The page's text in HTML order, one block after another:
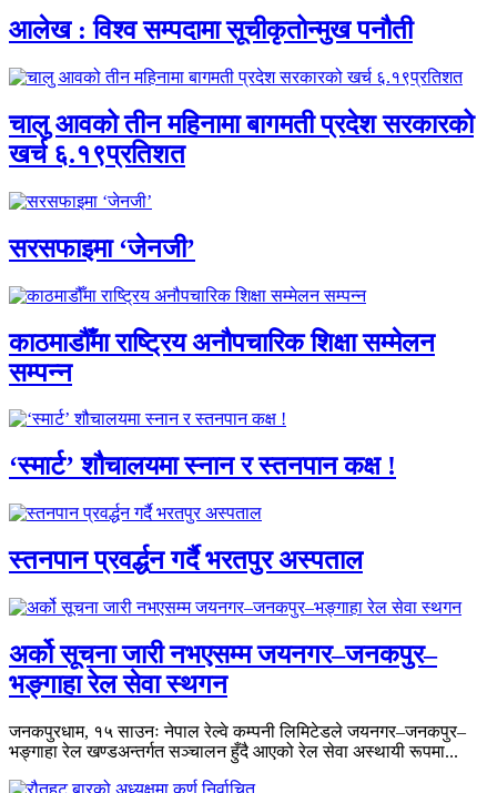
आलेख : विश्व सम्पदामा सूचीकृतोन्मुख पनौती
चालु आवको तीन महिनामा बागमती प्रदेश सरकारको
खर्च ६.१९प्रतिशत
सरसफाइमा ‘जेनजी’
काठमाडौँमा राष्ट्रिय अनौपचारिक शिक्षा सम्मेलन
सम्पन्न
‘स्मार्ट’ शौचालयमा स्नान र स्तनपान कक्ष !
स्तनपान प्रवर्द्धन गर्दै भरतपुर अस्पताल
अर्को सूचना जारी नभएसम्म जयनगर–जनकपुर–
भङ्गाहा रेल सेवा स्थगन
जनकपुरधाम, १५ साउनः नेपाल रेल्वे कम्पनी लिमिटेडले जयनगर–जनकपुर–
भङ्गाहा रेल खण्डअन्तर्गत सञ्चालन हुँदै आएको रेल सेवा अस्थायी रूपमा...